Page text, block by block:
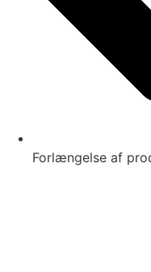
Forlængelse af